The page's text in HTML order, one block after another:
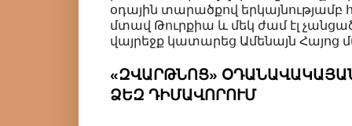
օդային տարածքով երկայնությամբ
մտավ Թուրքիա և մեկ ժամ էլ
վայրեջք կատարեց Ամենայն Հայոց
«ԶՎԱՐԹՆՈՑ»
ՁԵԶ ԴԻՄԱՎՈՐՈՒՄ